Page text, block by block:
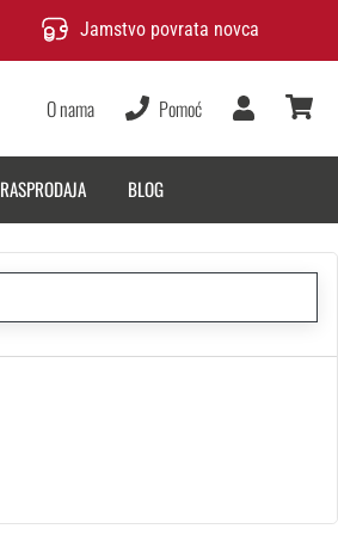
Jamstvo povrata novca
O nama Pomoć
Korisnik
RASPRODAJA BLOG